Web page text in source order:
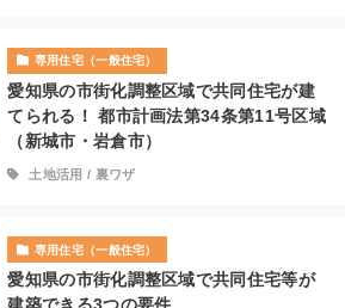
専用住宅（一般住宅）
愛知県の市街化調整区域で共同住宅が建
てられる！ 都市計画法第34条第11号区域
（新城市・岩倉市）
土地活用 / 裏ワザ
専用住宅（一般住宅）
愛知県の市街化調整区域で共同住宅等が